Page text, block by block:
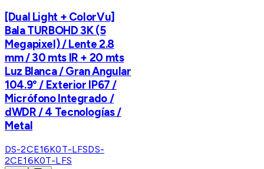
[Dual Light + ColorVu]
Bala TURBOHD 3K (5
Megapixel) / Lente 2.8
mm / 30 mts IR + 20 mts
Luz Blanca / Gran Angular
104.9° / Exterior IP67 /
Micrófono Integrado /
dWDR / 4 Tecnologías /
Metal
DS-2CE16K0T-LFSDS-
2CE16K0T-LFS